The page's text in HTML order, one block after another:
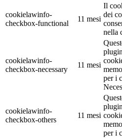
cookielawinfo-
checkbox-functional
11 mesi
Il
dei
nella
cookielawinfo-
checkbox-necessary
11 mesi
per i
cookielawinfo-
checkbox-others
11 mesi
per i